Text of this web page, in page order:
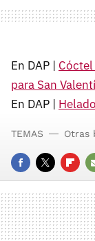
En DAP |
para San
En DAP |
FACEBOOK
TWITTER
TEMAS Otras